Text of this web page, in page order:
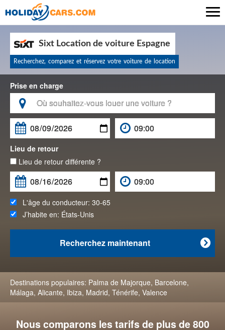
Sixt Location de voiture Espagne
Recherchez, comparez et réservez votre voiture de location
Prise en charge


Lieu de retour
Lieu de retour différente ?
L'âge du conducteur: 30-65
J’habite en: États-Unis

Recherchez maintenant
Destinations populaires: Palma de Majorque, Barcelone,
Málaga, Alicante, Ibiza, Madrid, Ténérife, Valence
Nous comparons les tarifs de plus de 800